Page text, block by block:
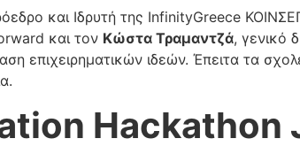
και Ιδρυτή της InfinityGreece
και τον Κώστα Τραμαντζά, γενικό
επιχειρηματικών ιδεών. Έπειτα τα
Hackathon